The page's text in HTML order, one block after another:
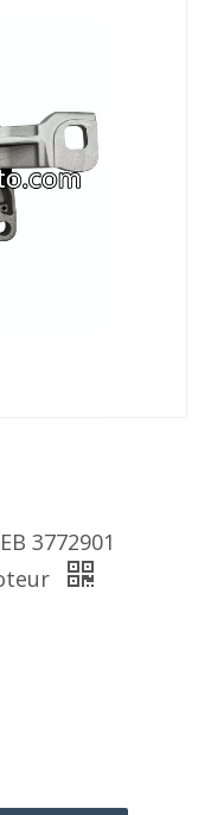
3772901